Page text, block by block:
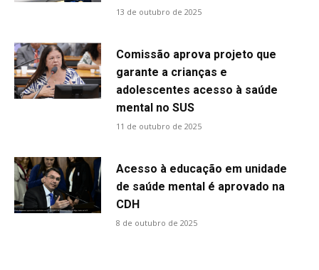
13 de outubro de 2025
Comissão aprova projeto que
garante a crianças e
adolescentes acesso à saúde
mental no SUS
11 de outubro de 2025
Acesso à educação em unidade
de saúde mental é aprovado na
CDH
8 de outubro de 2025